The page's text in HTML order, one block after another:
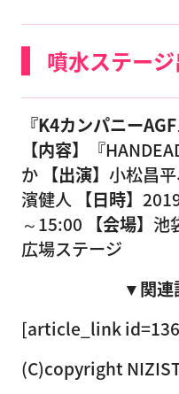
噴水ステー
『K4カンパニー
【内容】
『
か 【出演】 小松昌
濱健人 【日時】
～15:00
【会場】 池
広場ステージ
▼関連
[article_link
(C)copyright